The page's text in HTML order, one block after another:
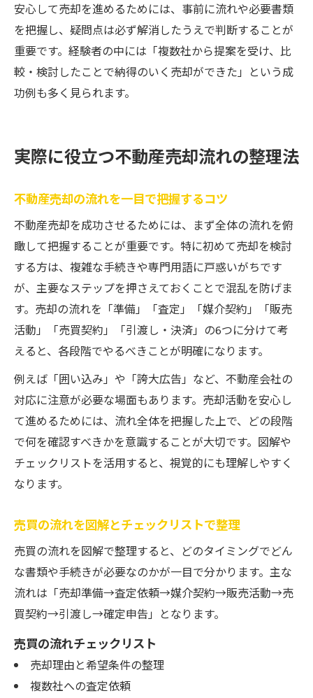
安心して売却を進めるためには、事前に流れや必要書類
を把握し、疑問点は必ず解消したうえで判断することが
重要です。経験者の中には「複数社から提案を受け、比
較・検討したことで納得のいく売却ができた」という成
功例も多く見られます。
実際に役立つ不動産売却流れの整理法
不動産売却の流れを一目で把握するコツ
不動産売却を成功させるためには、まず全体の流れを俯
瞰して把握することが重要です。特に初めて売却を検討
する方は、複雑な手続きや専門用語に戸惑いがちです
が、主要なステップを押さえておくことで混乱を防げま
す。売却の流れを「準備」「査定」「媒介契約」「販売
活動」「売買契約」「引渡し・決済」の6つに分けて考
えると、各段階でやるべきことが明確になります。
例えば「囲い込み」や「誇大広告」など、不動産会社の
対応に注意が必要な場面もあります。売却活動を安心し
て進めるためには、流れ全体を把握した上で、どの段階
で何を確認すべきかを意識することが大切です。図解や
チェックリストを活用すると、視覚的にも理解しやすく
なります。
売買の流れを図解とチェックリストで整理
売買の流れを図解で整理すると、どのタイミングでどん
な書類や手続きが必要なのかが一目で分かります。主な
流れは「売却準備→査定依頼→媒介契約→販売活動→売
買契約→引渡し→確定申告」となります。
売買の流れチェックリスト
売却理由と希望条件の整理
複数社への査定依頼